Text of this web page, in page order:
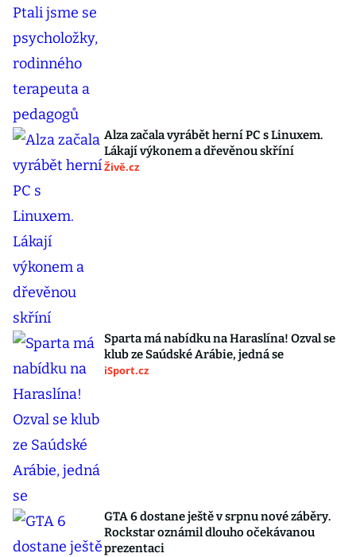
Alza začala vyrábět herní PC s Linuxem.
Lákají výkonem a dřevěnou skříní
Živě.cz
Sparta má nabídku na Haraslína! Ozval se
klub ze Saúdské Arábie, jedná se
iSport.cz
GTA 6 dostane ještě v srpnu nové záběry.
Rockstar oznámil dlouho očekávanou
prezentaci